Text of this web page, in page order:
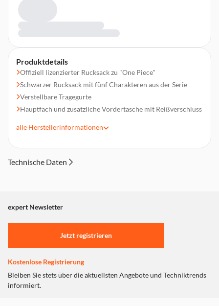
Produktdetails
Offiziell lizenzierter Rucksack zu "One Piece"
Schwarzer Rucksack mit fünf Charakteren aus der Serie
Verstellbare Tragegurte
Hauptfach und zusätzliche Vordertasche mit Reißverschluss
Material: Polyester
alle Herstellerinformationen
Technische Daten
expert Newsletter
Jetzt registrieren
Kostenlose Registrierung
Bleiben Sie stets über die aktuellsten Angebote und Techniktrends
informiert.